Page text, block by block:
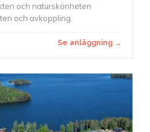
och naturskönheten
och avkoppling.
Se anläggning →